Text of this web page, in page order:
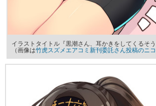
イラストタイトル『黒潮さん、耳かきをしてくるそう
（画像は竹虎スズメエアコミ新刊委託さん投稿のニ